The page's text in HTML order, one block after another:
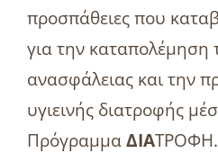
προσπάθειες που
για την καταπολέμηση
ανασφάλειας και την
υγιεινής διατροφής
ΠρόγραμμαΔΙΑΤΡΟΦΗ.